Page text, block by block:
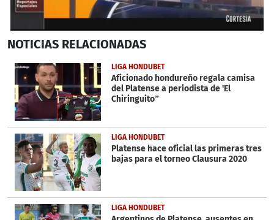
seconds
6
minutes,
5
seconds
NOTICIAS RELACIONADAS
LIGA HONDUBET
Aficionado hondureño regala camisa
del Platense a periodista de 'El
Chiringuito”
LIGA HONDUBET
Platense hace oficial las primeras tres
bajas para el torneo Clausura 2020
LIGA HONDUBET